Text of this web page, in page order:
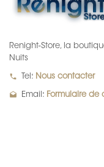
Renight-Store, la
Nuits
local_phone Tel: Nous contacter
drafts Email: Formulaire de